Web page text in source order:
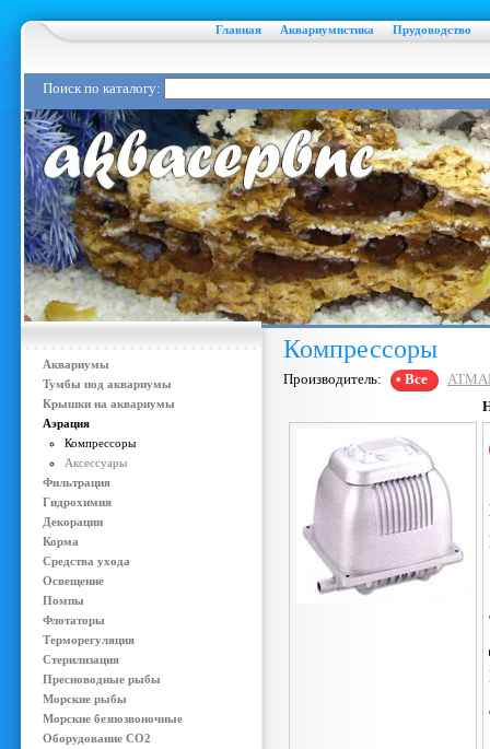
Главная Аквариумистика Прудоводство
Поиск по каталогу:
Аквариумы
Тумбы под аквариумы
Крышки на аквариумы
Аэрация
Компрессоры
Аксессуары
Фильтрация
Гидрохимия
Декорации
Корма
Средства ухода
Освещение
Помпы
Флотаторы
Терморегуляция
Стерилизация
Пресноводные рыбы
Морские рыбы
Морские безпозвоночные
Оборудование CO2
Компрессоры
Производитель: • Все